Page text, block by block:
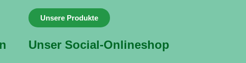
Unsere Produkte
Unser Social-Onlineshop